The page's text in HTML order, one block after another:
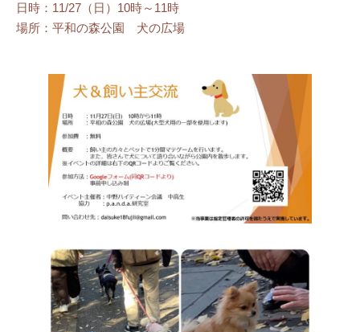
日時：11/27（日）10時～11時
場所：平和の森公園 犬の広場